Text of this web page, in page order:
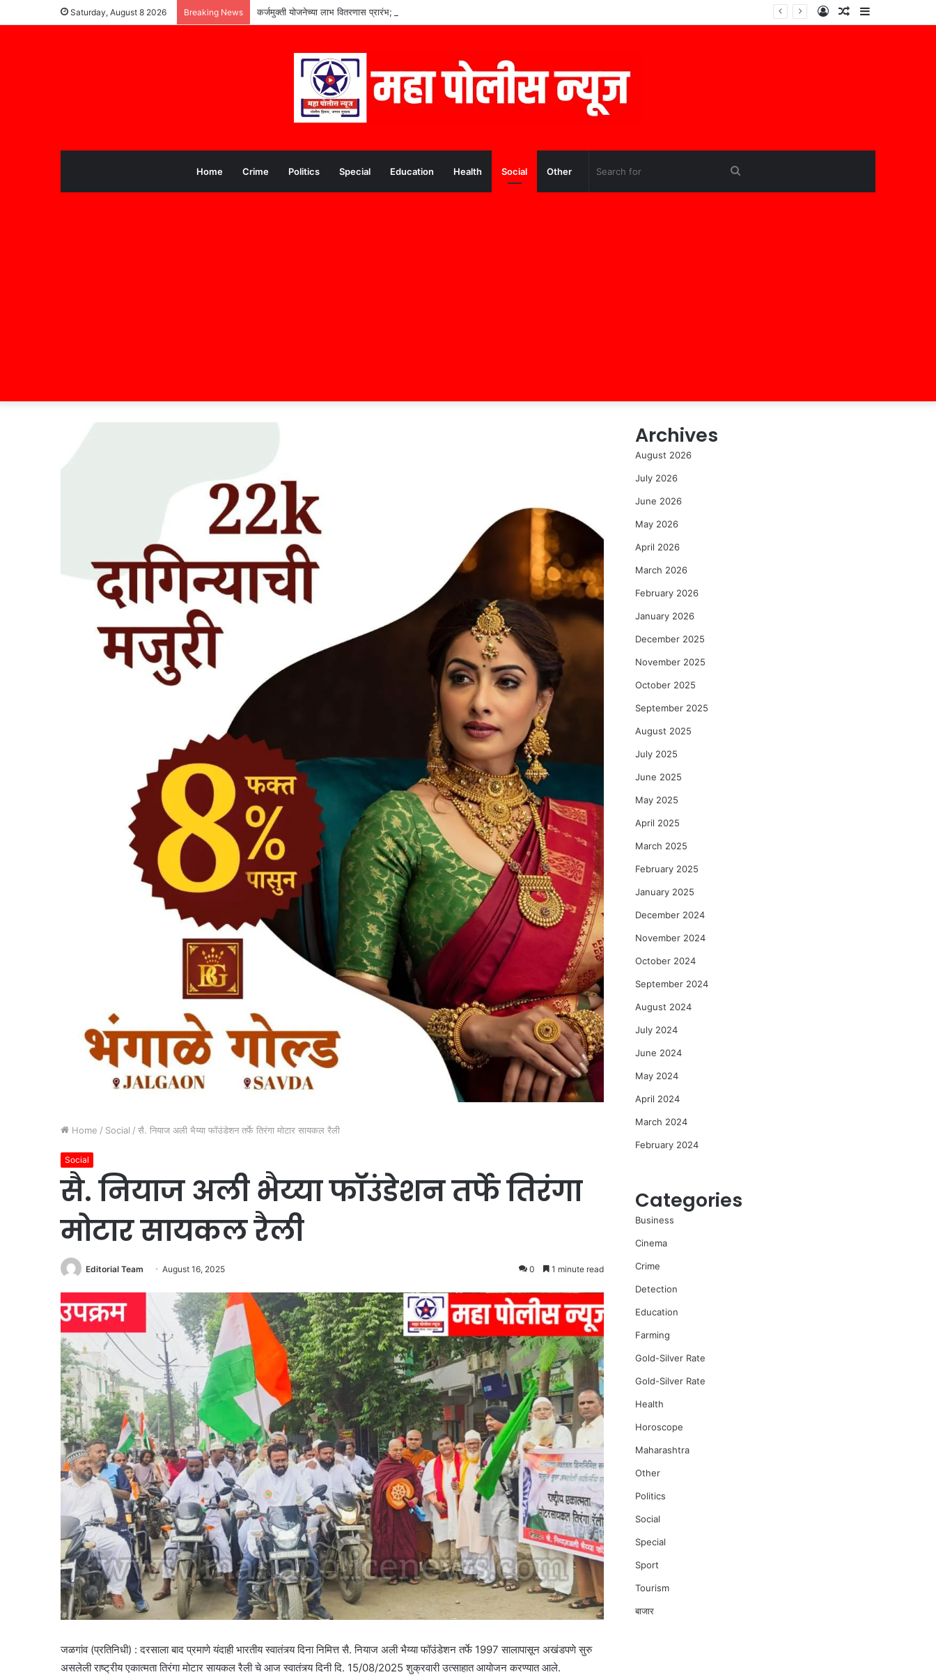
Saturday, August 8 2026 Breaking News कर्जमुक्ती योजनेच्या लाभ वितरणास प्रारंभ; प्रत्येक पात्र शेतकऱ्यांना लाभ मिळणार– मुख्यमंत्री देवेंद्र फडणवीस Sidebar
Random
Log
Home Crime Politics Special Education Health Social Other
Home / Social / सै. नियाज अली भैय्या फॉउंडेशन तर्फे तिरंगा मोटार सायकल रैली
Social
सै. नियाज अली भैय्या फॉउंडेशन तर्फे तिरंगा
मोटार सायकल रैली
Editorial Team August 16, 2025 0 1 minute read
जळगांव (प्रतिनिधी) : दरसाला बाद प्रमाणे यंदाही भारतीय स्वातंत्र्य दिना निमित्त सै. नियाज अली भैय्या फॉउंडेशन तर्फे 1997 सालापासून अखंडपणे सुरु
असलेली राष्ट्रीय एकात्मता तिरंगा मोटार सायकल रैली चे आज स्वातंत्र्य दिनी दि. 15/08/2025 शुक्रवारी उत्साहात आयोजन करण्यात आले.
Archives
August 2026
July 2026
June 2026
May 2026
April 2026
March 2026
February 2026
January 2026
December 2025
November 2025
October 2025
September 2025
August 2025
July 2025
June 2025
May 2025
April 2025
March 2025
February 2025
January 2025
December 2024
November 2024
October 2024
September 2024
August 2024
July 2024
June 2024
May 2024
April 2024
March 2024
February 2024
Categories
Business
Cinema
Crime
Detection
Education
Farming
Gold-Silver Rate
Gold-Silver Rate
Health
Horoscope
Maharashtra
Other
Politics
Social
Special
Sport
Tourism
बाजार